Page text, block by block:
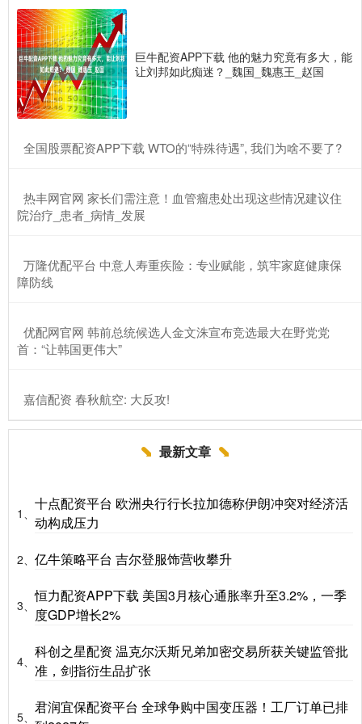
巨牛配资APP下载 他的魅力究竟有多大，能
让刘邦如此痴迷？_魏国_魏惠王_赵国
​全国股票配资APP下载 WTO的“特殊待遇”, 我们为啥不要了?
​热丰网官网 家长们需注意！血管瘤患处出现这些情况建议住
院治疗_患者_病情_发展
​万隆优配平台 中意人寿重疾险：专业赋能，筑牢家庭健康保
障防线
​优配网官网 韩前总统候选人金文洙宣布竞选最大在野党党
首：“让韩国更伟大”
​嘉信配资 春秋航空: 大反攻!
最新文章
1、
十点配资平台 欧洲央行行长拉加德称伊朗冲突对经济活
动构成压力
2、 亿牛策略平台 吉尔登服饰营收攀升
3、
恒力配资APP下载 美国3月核心通胀率升至3.2%，一季
度GDP增长2%
4、
科创之星配资 温克尔沃斯兄弟加密交易所获关键监管批
准，剑指衍生品扩张
5、
君润宜保配资平台 全球争购中国变压器！工厂订单已排